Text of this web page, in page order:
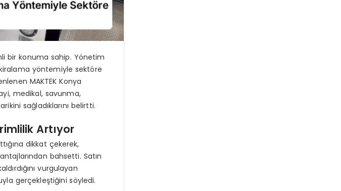
bir konuma sahip. Yönetim
yöntemiyle sektöre
MAKTEK Konya
medikal, savunma,
sağladıklarını belirtti.
Artıyor
dikkat çekerek,
bahsetti. Satın
vurgulayan
gerçekleştiğini söyledi.